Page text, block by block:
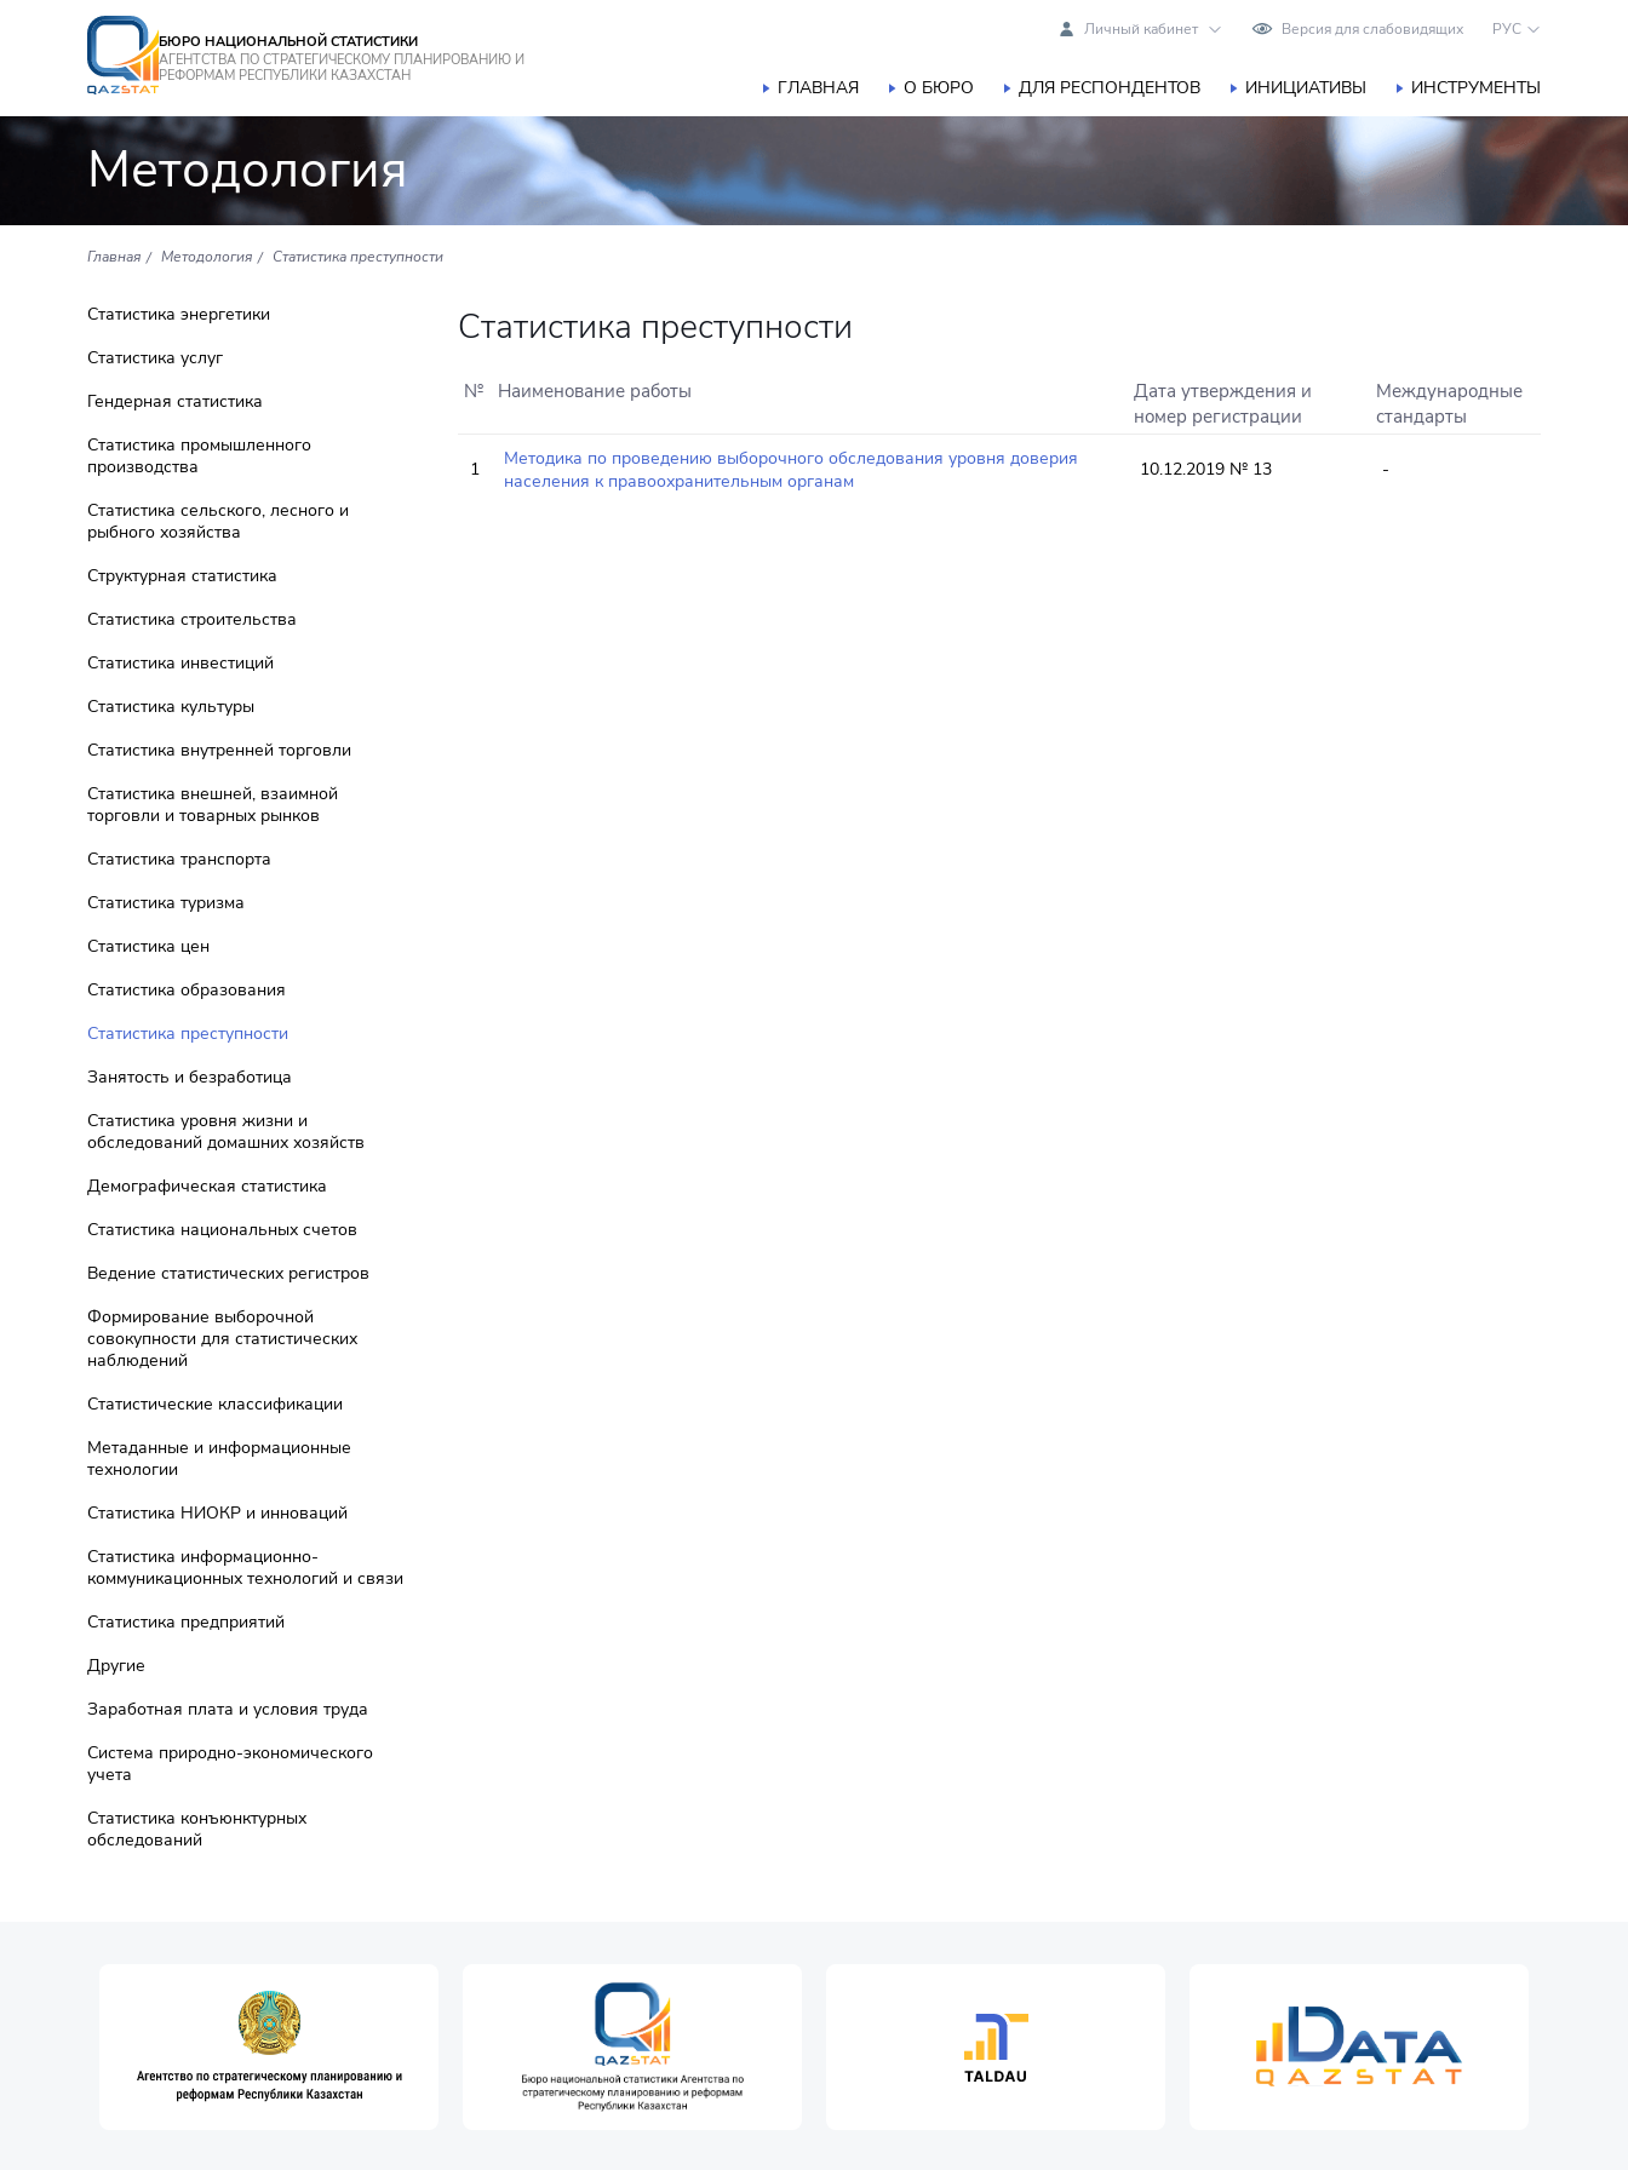
БЮРО НАЦИОНАЛЬНОЙ СТАТИСТИКИ
АГЕНТСТВА ПО СТРАТЕГИЧЕСКОМУ ПЛАНИРОВАНИЮ И
РЕФОРМАМ РЕСПУБЛИКИ КАЗАХСТАН
Личный кабинет Версия для слабовидящих РУС
ГЛАВНАЯ О БЮРО ДЛЯ РЕСПОНДЕНТОВ ИНИЦИАТИВЫ ИНСТРУМЕНТЫ
Методология
Главная Методология Статистика преступности
Статистика энергетики
Статистика услуг
Гендерная статистика
Статистика промышленного
производства
Статистика сельского, лесного и
рыбного хозяйства
Структурная статистика
Статистика строительства
Статистика инвестиций
Статистика культуры
Статистика внутренней торговли
Статистика внешней, взаимной
торговли и товарных рынков
Статистика транспорта
Статистика туризма
Статистика цен
Статистика образования
Статистика преступности
Занятость и безработица
Статистика уровня жизни и
обследований домашних хозяйств
Демографическая статистика
Статистика национальных счетов
Ведение статистических регистров
Формирование выборочной
совокупности для статистических
наблюдений
Статистические классификации
Метаданные и информационные
технологии
Статистика НИОКР и инноваций
Статистика информационно-
коммуникационных технологий и связи
Статистика предприятий
Другие
Заработная плата и условия труда
Система природно-экономического
учета
Статистика конъюнктурных
обследований
Статистика преступности
№ Наименование работы
Дата утверждения и
номер регистрации
Международные
стандарты
1
Методика по проведению выборочного обследования уровня доверия
населения к правоохранительным органам
10.12.2019 № 13 -